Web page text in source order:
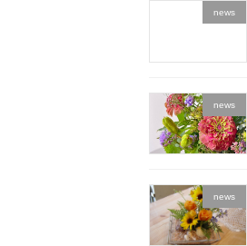
news
news
news